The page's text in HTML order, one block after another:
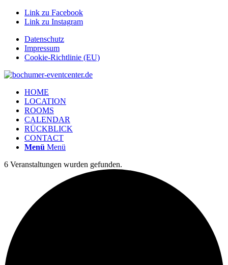
Link zu Facebook
Link zu Instagram
Datenschutz
Impressum
Cookie-Richtlinie (EU)
HOME
LOCATION
ROOMS
CALENDAR
RÜCKBLICK
CONTACT
Menü Menü
6 Veranstaltungen wurden gefunden.